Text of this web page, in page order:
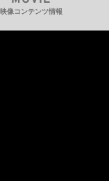
映像コンテンツ情報